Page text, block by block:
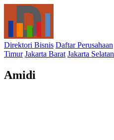
Direktori Bisnis Daftar Perusahaan
Timur Jakarta Barat Jakarta Selatan
Amidi